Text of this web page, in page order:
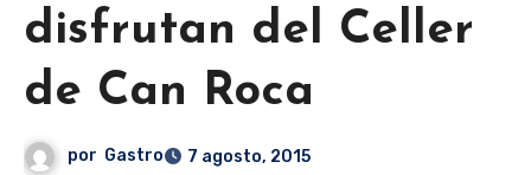
disfrutan del Celler
de Can Roca
por Gastro
7 agosto, 2015